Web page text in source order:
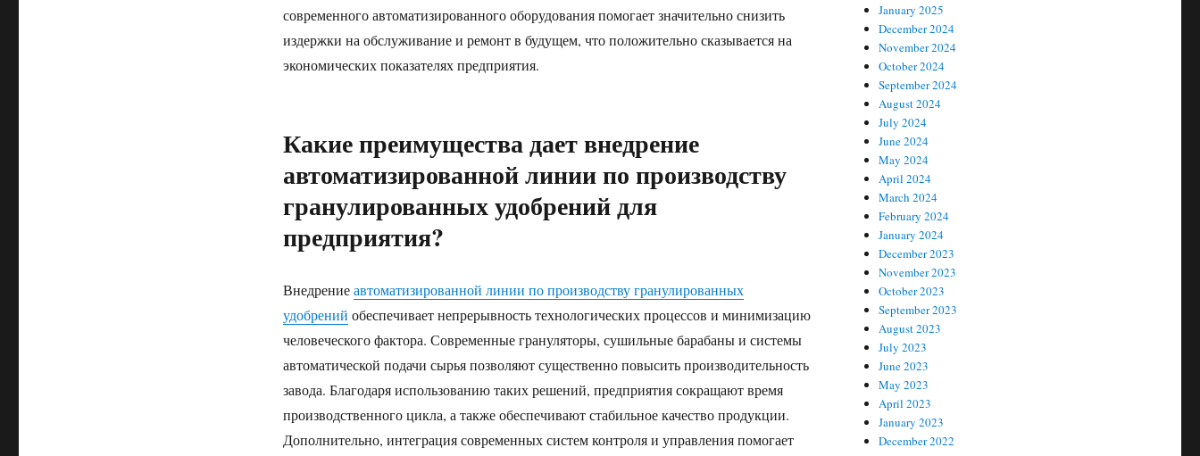
современного автоматизированного оборудования помогает значительно снизить
издержки на обслуживание и ремонт в будущем, что положительно сказывается на
экономических показателях предприятия.
Какие преимущества дает внедрение
автоматизированной линии по производству
гранулированных удобрений для
предприятия?
Внедрениеавтоматизированной линии по производству гранулированных
удобрений обеспечивает непрерывность технологических процессов и минимизацию
человеческого фактора. Современные грануляторы, сушильные барабаны и системы
автоматической подачи сырья позволяют существенно повысить производительность
завода. Благодаря использованию таких решений, предприятия сокращают время
производственного цикла, а также обеспечивают стабильное качество продукции.
Дополнительно, интеграция современных систем контроля и управления помогает
January 2025
December 2024
November 2024
October 2024
September 2024
August 2024
July 2024
June 2024
May 2024
April 2024
March 2024
February 2024
January 2024
December 2023
November 2023
October 2023
September 2023
August 2023
July 2023
June 2023
May 2023
April 2023
January 2023
December 2022